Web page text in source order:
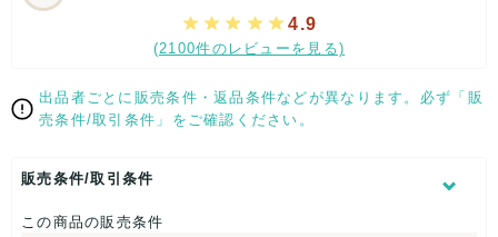
ご確認下さいませ。
【 サイズ・容量 】
ネクタイ全長：約-cm
大剣幅：約8cm
【 生産地 】
4.9
(2100件のレビューを見る)
出品者ごとに販売条件・返品条件などが異なります。必ず「販
売条件/取引条件」をご確認ください。
販売条件/取引条件
この商品の販売条件